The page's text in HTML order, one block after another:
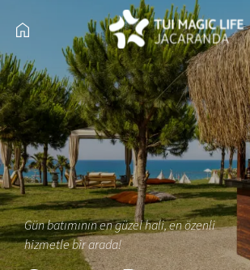
Gün batımının en güzel hali, en özenli
hizmetle bir arada!